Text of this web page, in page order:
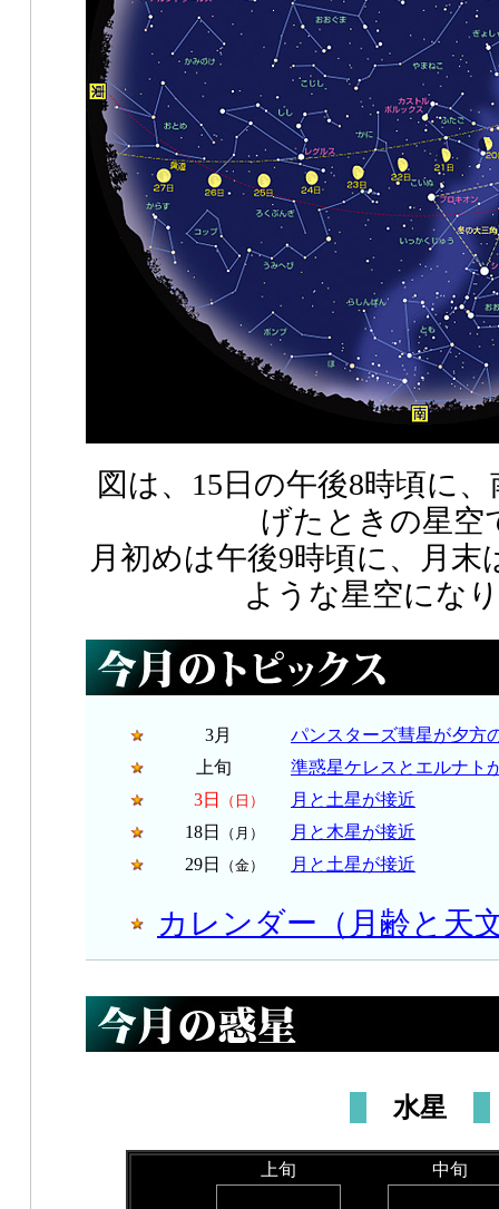
図は、15日の午後8時頃に
げたときの星空
月初めは午後9時頃に、月末
ような星空にな
3月
パンスターズ彗星が夕方
上旬
準惑星ケレスとエルナト
3日
（日）
月と土星が接近
18日
（月）
月と木星が接近
29日
（金） 月と土星が接近
カレンダー（月齢と天
水星
上旬 中旬